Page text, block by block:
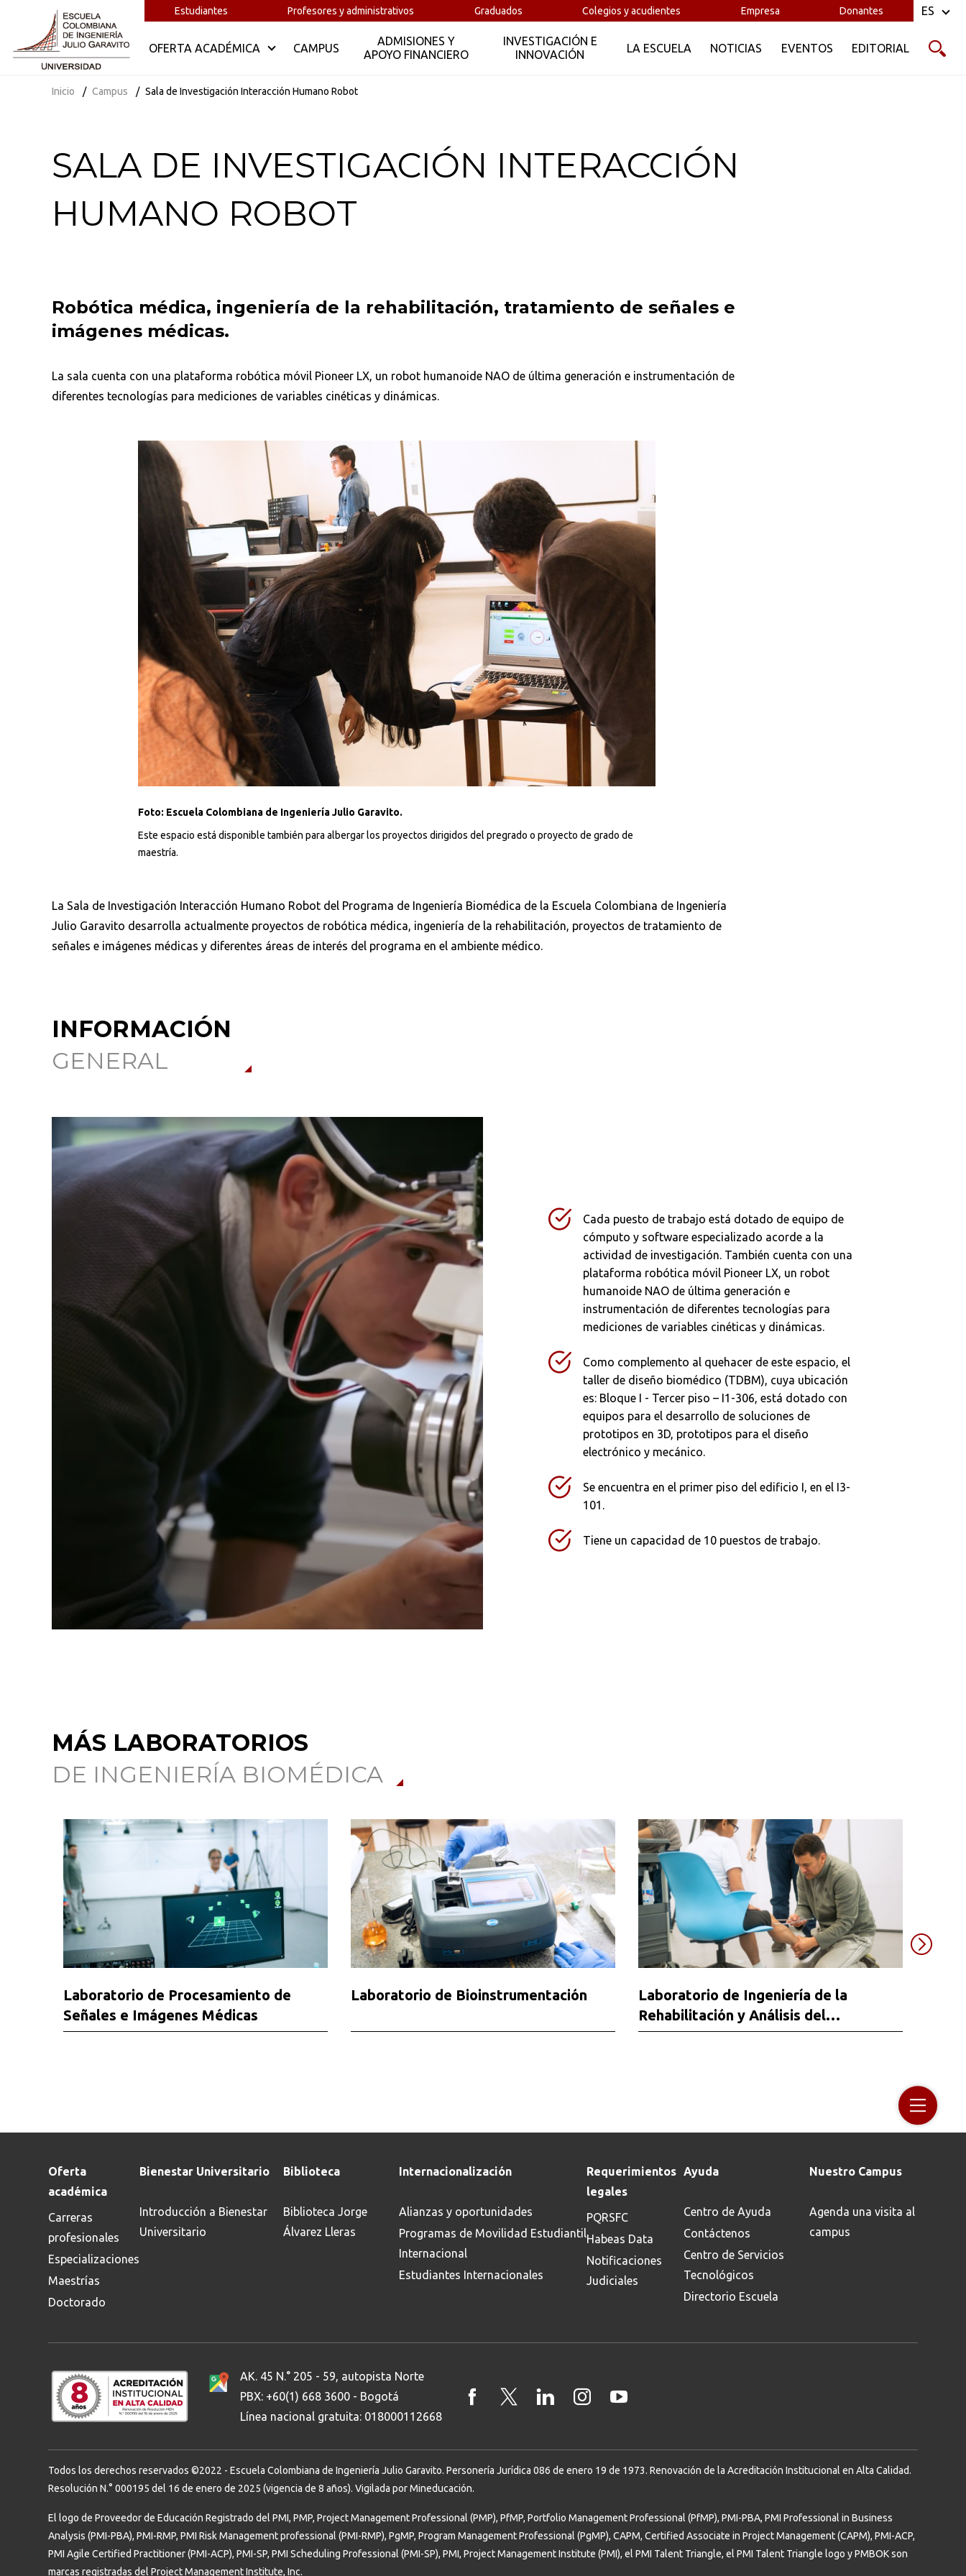
Estudiantes Profesores y administrativos Graduados Colegios y acudientes Empresa Donantes
OFERTA ACADÉMICA CAMPUS
ADMISIONES Y
APOYO FINANCIERO
INVESTIGACIÓN E
INNOVACIÓN
LA ESCUELA NOTICIAS EVENTOS EDITORIAL
ES
Inicio Campus Sala de Investigación Interacción Humano Robot
SALA DE INVESTIGACIÓN INTERACCIÓN
HUMANO ROBOT
Robótica médica, ingeniería de la rehabilitación, tratamiento de señales e
imágenes médicas.
La sala cuenta con una plataforma robótica móvil Pioneer LX, un robot humanoide NAO de última generación e instrumentación de
diferentes tecnologías para mediciones de variables cinéticas y dinámicas.
Foto: Escuela Colombiana de Ingeniería Julio Garavito.
Este espacio está disponible también para albergar los proyectos dirigidos del pregrado o proyecto de grado de
maestría.
La Sala de Investigación Interacción Humano Robot del Programa de Ingeniería Biomédica de la Escuela Colombiana de Ingeniería
Julio Garavito desarrolla actualmente proyectos de robótica médica, ingeniería de la rehabilitación, proyectos de tratamiento de
señales e imágenes médicas y diferentes áreas de interés del programa en el ambiente médico.
INFORMACIÓN
GENERAL
Cada puesto de trabajo está dotado de equipo de
cómputo y software especializado acorde a la
actividad de investigación. También cuenta con una
plataforma robótica móvil Pioneer LX, un robot
humanoide NAO de última generación e
instrumentación de diferentes tecnologías para
mediciones de variables cinéticas y dinámicas.
Como complemento al quehacer de este espacio, el
taller de diseño biomédico (TDBM), cuya ubicación
es: Bloque I - Tercer piso – I1-306, está dotado con
equipos para el desarrollo de soluciones de
prototipos en 3D, prototipos para el diseño
electrónico y mecánico.
Se encuentra en el primer piso del edificio I, en el I3-
101.
Tiene un capacidad de 10 puestos de trabajo.
MÁS LABORATORIOS
DE INGENIERÍA BIOMÉDICA
Laboratorio de Procesamiento de
Señales e Imágenes Médicas
Laboratorio de Bioinstrumentación
Laboratorio de Ingeniería de la
Rehabilitación y Análisis del
Movimiento
Busca en la escuela
Buscar
Oferta
académica
Carreras
profesionales
Especializaciones
Maestrías
Doctorado
Bienestar Universitario
Introducción a Bienestar
Universitario
Biblioteca
Biblioteca Jorge
Álvarez Lleras
Internacionalización
Alianzas y oportunidades
Programas de Movilidad Estudiantil
Internacional
Estudiantes Internacionales
Requerimientos
legales
PQRSFC
Habeas Data
Notificaciones
Judiciales
Ayuda
Centro de Ayuda
Contáctenos
Centro de Servicios
Tecnológicos
Directorio Escuela
Nuestro Campus
Agenda una visita al
campus
AK. 45 N.° 205 - 59, autopista Norte
PBX: +60(1) 668 3600 - Bogotá
Línea nacional gratuita: 018000112668
Todos los derechos reservados ©2022 - Escuela Colombiana de Ingeniería Julio Garavito. Personería Jurídica 086 de enero 19 de 1973. Renovación de la Acreditación Institucional en Alta Calidad.
Resolución N.° 000195 del 16 de enero de 2025 (vigencia de 8 años). Vigilada por Mineducación.
El logo de Proveedor de Educación Registrado del PMI, PMP, Project Management Professional (PMP), PfMP, Portfolio Management Professional (PfMP), PMI-PBA, PMI Professional in Business
Analysis (PMI-PBA), PMI-RMP, PMI Risk Management professional (PMI-RMP), PgMP, Program Management Professional (PgMP), CAPM, Certified Associate in Project Management (CAPM), PMI-ACP,
PMI Agile Certified Practitioner (PMI-ACP), PMI-SP, PMI Scheduling Professional (PMI-SP), PMI, Project Management Institute (PMI), el PMI Talent Triangle, el PMI Talent Triangle logo y PMBOK son
marcas registradas del Project Management Institute, Inc.